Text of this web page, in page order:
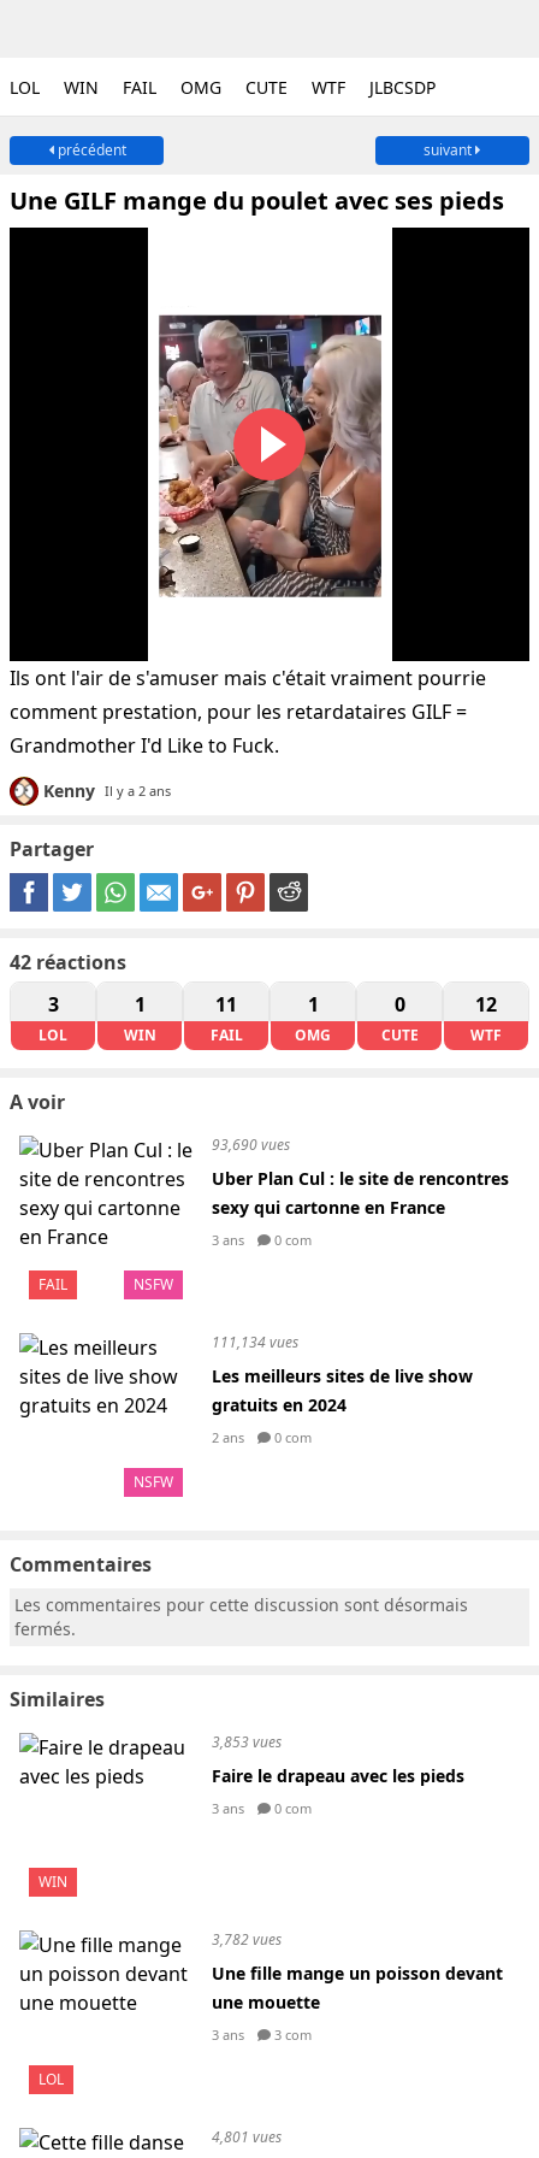
LOL WIN FAIL OMG CUTE WTF JLBCSDP
précédent suivant
Une GILF mange du poulet avec ses pieds
Ils ont l'air de s'amuser mais c'était vraiment pourrie
comment prestation, pour les retardataires GILF =
Grandmother I'd Like to Fuck.
Kenny Il y a 2 ans
Partager
42 réactions
3
LOL
1
WIN
11
FAIL
1
OMG
0
CUTE
12
WTF
A voir
FAIL NSFW
93,690 vues
Uber Plan Cul : le site de rencontres
sexy qui cartonne en France
3 ans 0 com
NSFW
111,134 vues
Les meilleurs sites de live show
gratuits en 2024
2 ans 0 com
Commentaires
Les commentaires pour cette discussion sont désormais
fermés.
Similaires
WIN
3,853 vues
Faire le drapeau avec les pieds
3 ans 0 com
LOL
3,782 vues
Une fille mange un poisson devant
une mouette
3 ans 3 com
4,801 vues